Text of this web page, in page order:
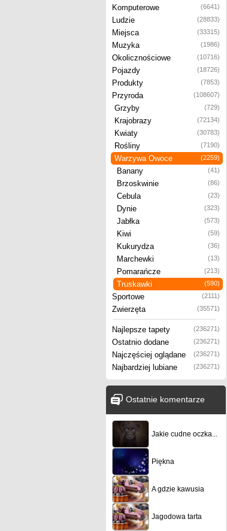
Komputerowe (6641)
Ludzie (28833)
Miejsca (33315)
Muzyka (1986)
Okolicznościowe (10716)
Pojazdy (18726)
Produkty (7853)
Przyroda (108607)
Grzyby (729)
Krajobrazy (72134)
Kwiaty (30783)
Rośliny (7190)
Warzywa Owoce (2259)
Banany (41)
Brzoskwinie (86)
Cebula (23)
Dynie (323)
Jabłka (573)
Kiwi (59)
Kukurydza (36)
Marchewki (13)
Pomarańcze (213)
Truskawki (590)
Sportowe (2111)
Zwierzęta (35571)
Najlepsze tapety (236271)
Ostatnio dodane (236271)
Najczęściej oglądane (236271)
Najbardziej lubiane (236271)
Ostatnie komentarze
Jakie cudne oczka...
Piękna
A gdzie kawusia
Jagodowa tarta